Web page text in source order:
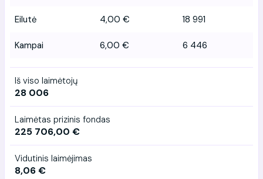
Eilutė 4,00 € 18 991
Kampai 6,00 € 6 446
Iš viso laimėtojų
28 006
Laimėtas prizinis fondas
225 706,00 €
Vidutinis laimėjimas
8,06 €